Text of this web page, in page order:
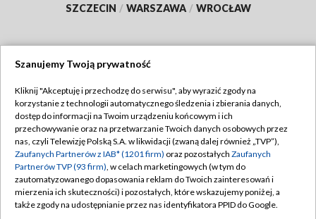
SZCZECIN / WARSZAWA / WROCŁAW
TVP
Abonament TVP
Emisja w TVP
Centrum informacji TVP
Naziemna Telewizja Cyfrowa
Regulamin TVP
Polityka prywatności
Moje zgody
Pomoc
Szanujemy Twoją prywatność
Kliknij "Akceptuję i przechodzę do serwisu", aby wyrazić zgody na
korzystanie z technologii automatycznego śledzenia i zbierania danych,
dostęp do informacji na Twoim urządzeniu końcowym i ich
przechowywanie oraz na przetwarzanie Twoich danych osobowych przez
nas, czyli Telewizję Polską S.A. w likwidacji (zwaną dalej również „TVP”),
Zaufanych Partnerów z IAB* (1201 firm) oraz pozostałych Zaufanych
Partnerów TVP (93 firm), w celach marketingowych (w tym do
zautomatyzowanego dopasowania reklam do Twoich zainteresowań i
mierzenia ich skuteczności) i pozostałych, które wskazujemy poniżej, a
także zgody na udostępnianie przez nas identyfikatora PPID do Google.